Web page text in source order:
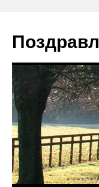
содержимому